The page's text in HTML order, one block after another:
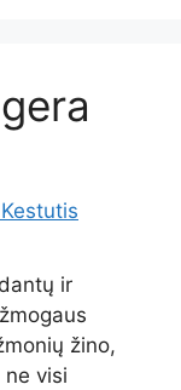
ir
žino,
visi